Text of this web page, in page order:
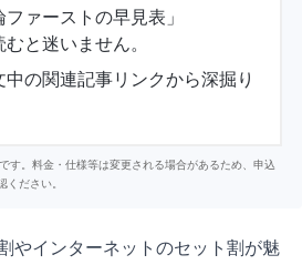
ァーストの早見表」
と迷いません。
の関連記事リンクから深掘り
す。料金・仕様等は変更される場合があるため、申込
ださい。
やインターネットのセット割が魅